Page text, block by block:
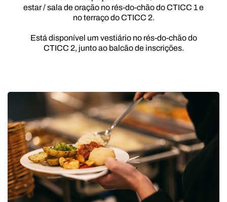
estar / sala de oração no rés-do-chão do CTICC 1 e
no terraço do CTICC 2.
Está disponível um vestiário no rés-do-chão do
CTICC 2, junto ao balcão de inscrições.